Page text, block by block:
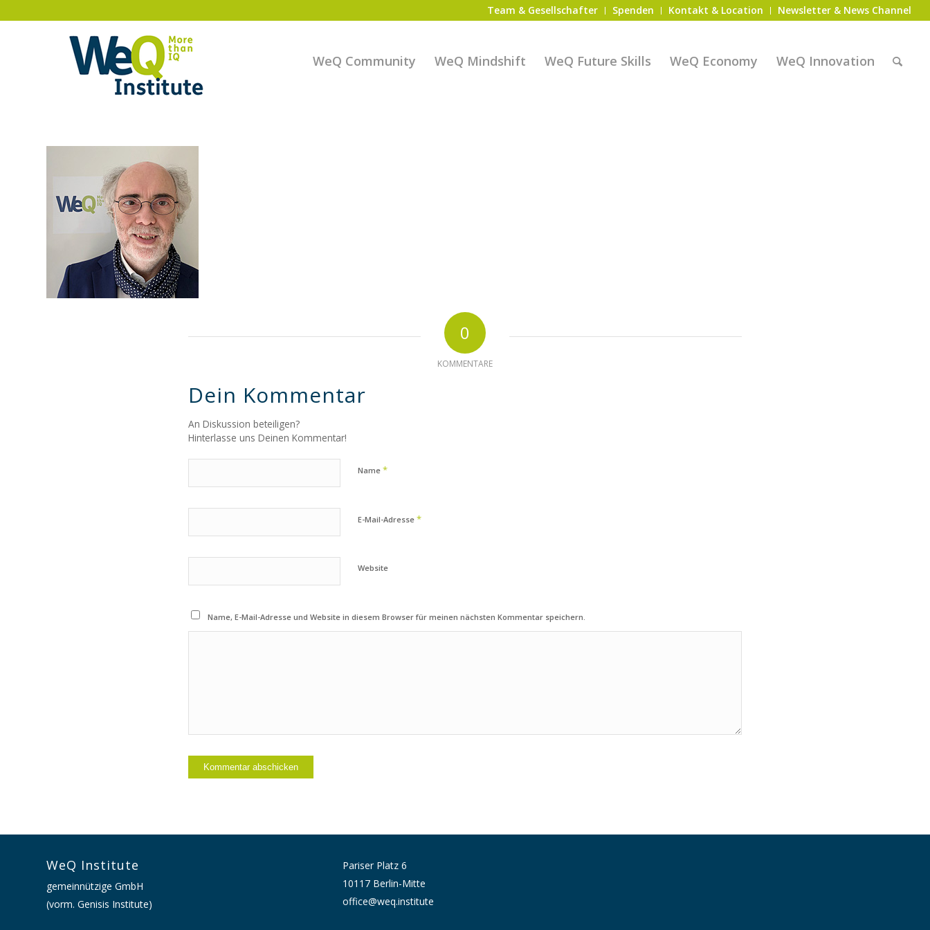
Team & Gesellschafter Spenden Kontakt & Location Newsletter & News Channel
WeQ Community WeQ Mindshift WeQ Future Skills WeQ Economy WeQ Innovation
0
KOMMENTARE
Dein Kommentar
An Diskussion beteiligen?
Hinterlasse uns Deinen Kommentar!
Name *
E-Mail-Adresse *
Website
Name, E-Mail-Adresse und Website in diesem Browser für meinen nächsten Kommentar speichern.
WeQ Institute
gemeinnützige GmbH
(vorm. Genisis Institute)
Pariser Platz 6
10117 Berlin-Mitte
office@weq.institute